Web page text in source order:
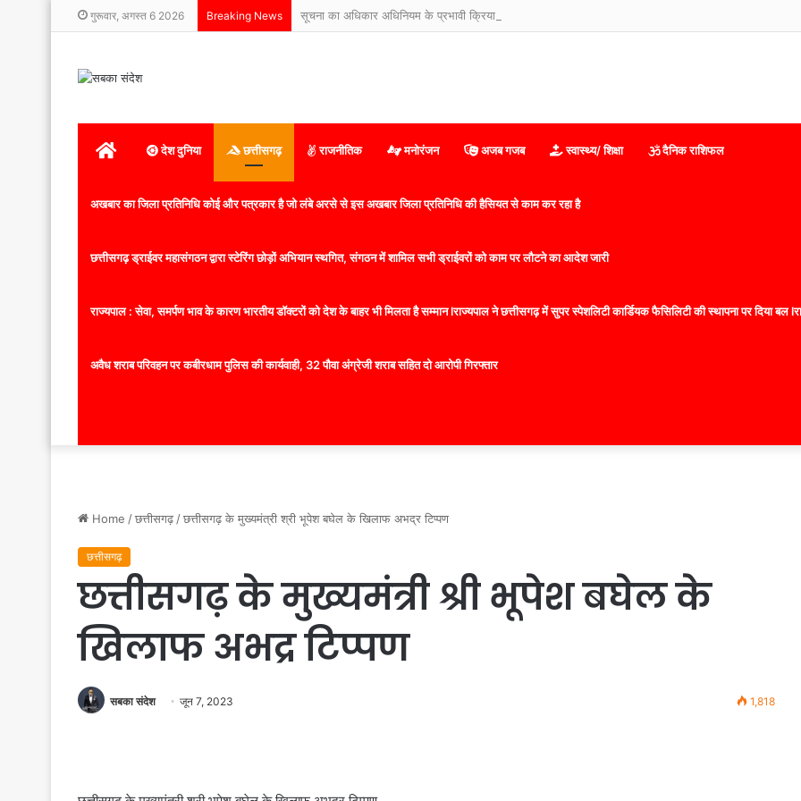
गुरूवार, अगस्त 6 2026 Breaking News सूचना का अधिकार अधिनियम के प्रभावी क्रियान्वयन हेतु दो दिवसीय प्रशिक्षण-सह-कार्यशाला शुरू
होम देश दुनिया छत्तीसगढ़ राजनीतिक मनोरंजन अजब गजब स्वास्थ्य/ शिक्षा दैनिक राशिफल
अखबार का जिला प्रतिनिधि कोई और पत्रकार है जो लंबे अरसे से इस अखबार जिला प्रतिनिधि की हैसियत से काम कर रहा है
छत्तीसगढ़ ड्राईवर महासंगठन द्वारा स्टेरिंग छोड़ों अभियान स्थगित, संगठन में शामिल सभी ड्राईवरों को काम पर लौटने का आदेश जारी
राज्यपाल : सेवा, समर्पण भाव के कारण भारतीय डॉक्टरों को देश के बाहर भी मिलता है सम्मान lराज्यपाल ने छत्तीसगढ़ में सुपर स्पेशलिटी कार्डियक फैसिलिटी की स्थापना पर दिया
अवैध शराब परिवहन पर कबीरधाम पुलिस की कार्यवाही, 32 पौवा अंग्रेजी शराब सहित दो आरोपी गिरफ्तार
Home /छत्तीसगढ़ /छत्तीसगढ़ के मुख्यमंत्री श्री भूपेश बघेल के खिलाफ अभद्र टिप्पण
छत्तीसगढ़
छत्तीसगढ़ के मुख्यमंत्री श्री भूपेश बघेल के
खिलाफ अभद्र टिप्पण
सबका संदेश जून 7, 2023 1,818